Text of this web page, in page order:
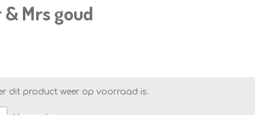
Mrs goud
dit product weer op voorraad is.